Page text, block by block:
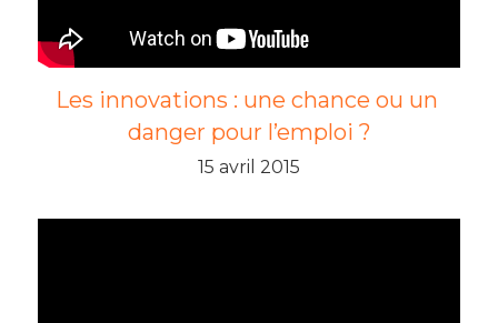
Les innovations : une chance ou un
danger pour l’emploi ?
15 avril 2015